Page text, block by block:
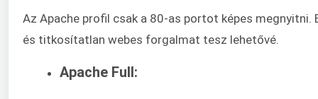
Az Apache profil csak a 80-as portot képes megnyitni.
és titkosítatlan webes forgalmat tesz lehetővé.
Apache Full: